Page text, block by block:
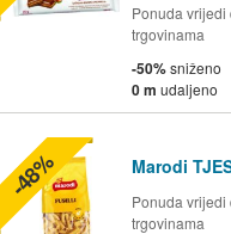
Ponuda vrijedi
trgovinama
-50%sniženo
0 m udaljeno
Marodi
Ponuda vrijedi
trgovinama
-48%